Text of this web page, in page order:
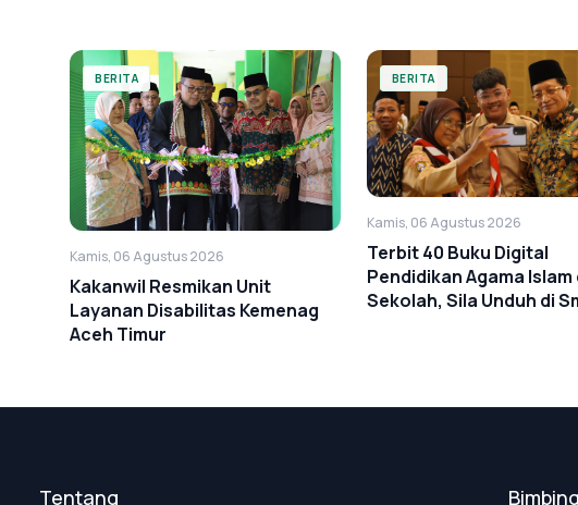
BERITA
Kamis, 06 Agustus 2026
Kakanwil Resmikan Unit
Layanan Disabilitas Kemenag
Aceh Timur
BERITA
Kamis, 06 Agustus 2026
Terbit 40 Buku Digital
Pendidikan Agama Islam
Sekolah, Sila Unduh di
Tentang